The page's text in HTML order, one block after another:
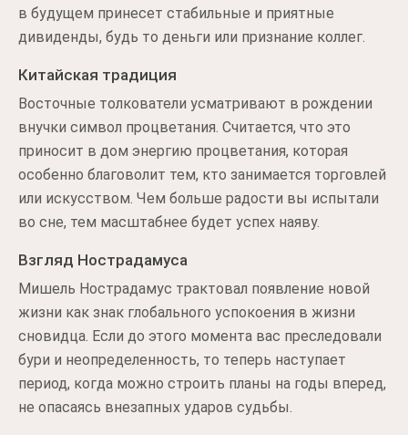
в будущем принесет стабильные и приятные
дивиденды, будь то деньги или признание коллег.
Китайская традиция
Восточные толкователи усматривают в рождении
внучки символ процветания. Считается, что это
приносит в дом энергию процветания, которая
особенно благоволит тем, кто занимается торговлей
или искусством. Чем больше радости вы испытали
во сне, тем масштабнее будет успех наяву.
Взгляд Нострадамуса
Мишель Нострадамус трактовал появление новой
жизни как знак глобального успокоения в жизни
сновидца. Если до этого момента вас преследовали
бури и неопределенность, то теперь наступает
период, когда можно строить планы на годы вперед,
не опасаясь внезапных ударов судьбы.